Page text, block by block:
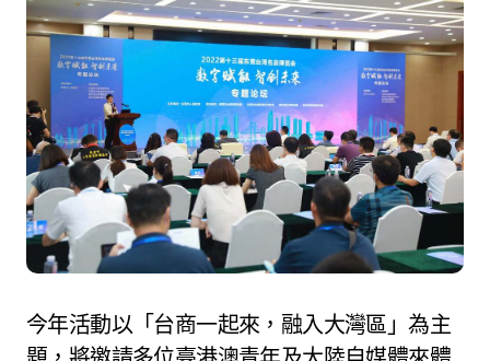
今年活動以「台商一起來，融入大灣區」為主